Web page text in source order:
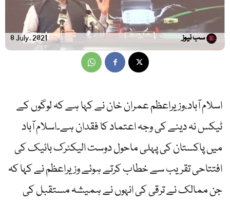
8 July, 2021 سب نیوز
اسلام آباد،وزیراعظم عمران خان نے کہا ہے کہ لوگوں کے
ٹیکس نہ دینے کی وجہ اعتماد کا فقدان ہے۔اسلام آباد
میں پاکستان کی پہلی ماحول دوست الیکٹرک بائیک کی
افتتاحی تقریب سے خطاب کرتے ہوئے وزیراعظم نے کہا کہ
جن ممالک نے ترقی کی انہوں نے ہمیشہ مستقبل کی